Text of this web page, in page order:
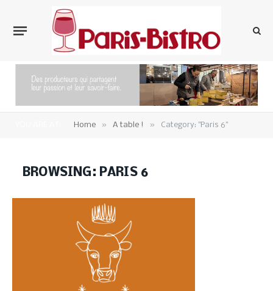
Home » A table ! » Category: "Paris 6"
BROWSING: PARIS 6